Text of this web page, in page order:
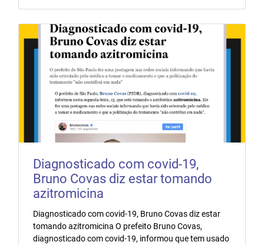
Diagnosticado com covid-19,
Bruno Covas diz estar tomando
azitromicina
Diagnosticado com covid-19, Bruno Covas diz estar
tomando azitromicina O prefeito Bruno Covas,
diagnosticado com covid-19, informou que tem usado